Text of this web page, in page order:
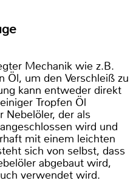
Mechanik wie z.B.
Öl, um den Verschleiß zu
kann entweder direkt
Tropfen Öl
Nebelöler, der als
wird und
mit einem leichten
sich von selbst, dass
abgebaut wird,
verwendet wird.